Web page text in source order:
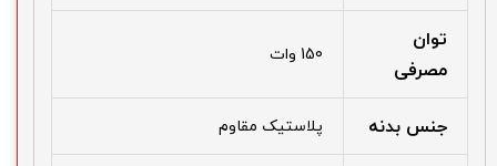
توان
مصرفی
150 وات
جنس بدنه پلاستیک مقاوم